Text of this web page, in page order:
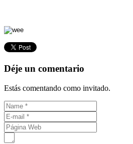
Déje un comentario
Estás comentando como invitado.